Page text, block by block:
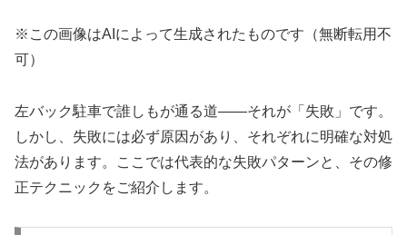
※この画像はAIによって生成されたものです（無断転用不
可）
左バック駐車で誰しもが通る道――それが「失敗」です。
しかし、失敗には必ず原因があり、それぞれに明確な対処
法があります。ここでは代表的な失敗パターンと、その修
正テクニックをご紹介します。